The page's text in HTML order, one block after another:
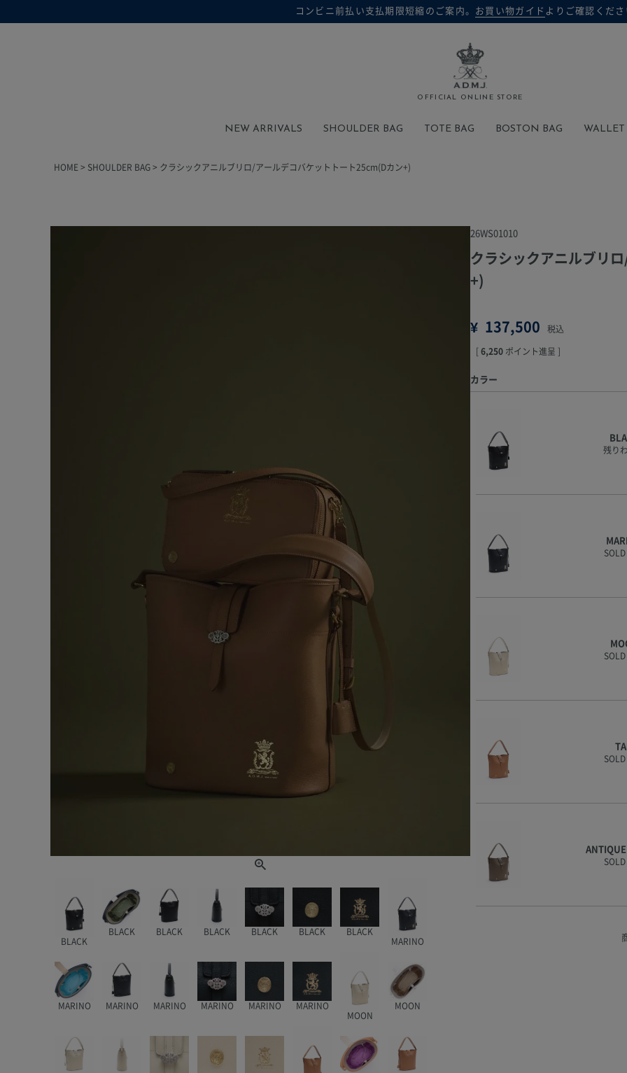
コンビニ前払い支払期限短縮のご案内。 お買い物ガイド よりご確認くださ
OFFICIAL ONLINE STORE
在庫なし商品
検索
NEW ARRIVALS SHOULDER BAG TOTE BAG BOSTON BAG WALLET
HOME SHOULDER BAG クラシックアニルブリロ/アールデコバケットトート25cm(Dカン+)
BLACK
BLACK BLACK BLACK BLACK BLACK
BLACK
MARINO
MARINO MARINO MARINO MARINO MARINO
MARINO
MOON
MOON
26WS01010
クラシックアニルブリ
+)
¥ 137,500
税込
[ 6,250 ポイント進呈 ]
カラー
残り